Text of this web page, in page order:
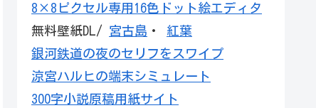
8×8ピクセル専用16色ドット絵エディタ
無料壁紙DL/ 宮古島 ・ 紅葉
銀河鉄道の夜のセリフをスワイプ
涼宮ハルヒの端末シミュレート
300字小説原稿用紙サイト